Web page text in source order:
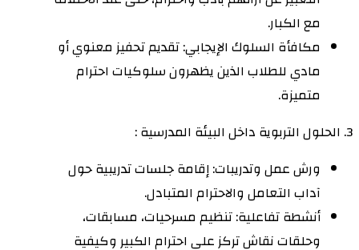
مع الكبار.
مكافأة السلوك الإيجابي: تقديم تحفيز معنوي أو
مادي للطلاب الذين يظهرون سلوكيات احترام
متميزة.
3. الحلول التربوية داخل البيئة المدرسية :
ورش عمل وتدريبات: إقامة جلسات تدريبية حول
آداب التعامل والاحترام المتبادل.
أنشطة تفاعلية: تنظيم مسرحيات، مسابقات،
وحلقات نقاش تركز على احترام الكبير وكيفية